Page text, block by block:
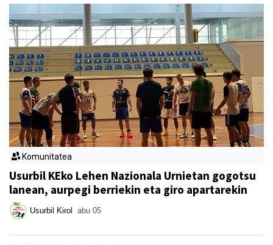
Komunitatea
Usurbil KEko Lehen Nazionala Urnietan gogotsu
lanean, aurpegi berriekin eta giro apartarekin
Usurbil Kirol abu 05